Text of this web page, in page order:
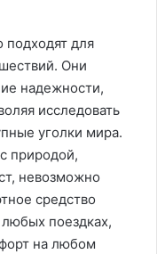
подходят для
Они
надежности,
исследовать
уголки мира.
природой,
невозможно
средство
поездках,
на любом